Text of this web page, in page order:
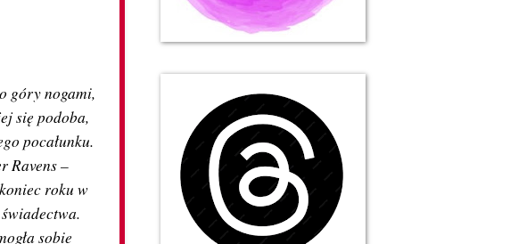
góry nogami,
się podoba,
pocałunku.
Ravens –
roku w
sobie